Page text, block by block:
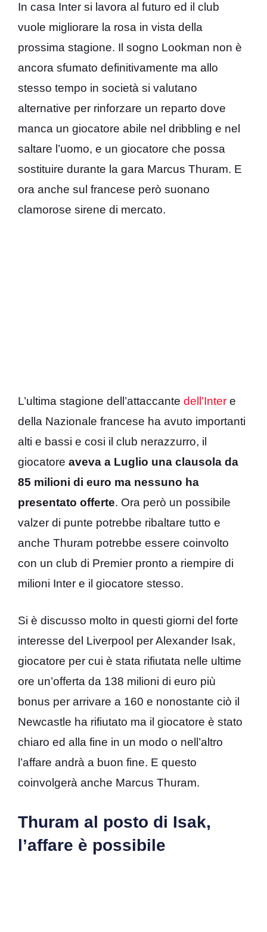
In casa Inter si lavora al futuro ed il club
vuole migliorare la rosa in vista della
prossima stagione. Il sogno Lookman non è
ancora sfumato definitivamente ma allo
stesso tempo in società si valutano
alternative per rinforzare un reparto dove
manca un giocatore abile nel dribbling e nel
saltare l’uomo, e un giocatore che possa
sostituire durante la gara Marcus Thuram. E
ora anche sul francese però suonano
clamorose sirene di mercato.
L’ultima stagione dell’attaccante dell’Inter e
della Nazionale francese ha avuto importanti
alti e bassi e cosi il club nerazzurro, il
giocatore aveva a Luglio una clausola da
85 milioni di euro ma nessuno ha
presentato offerte. Ora però un possibile
valzer di punte potrebbe ribaltare tutto e
anche Thuram potrebbe essere coinvolto
con un club di Premier pronto a riempire di
milioni Inter e il giocatore stesso.
Si è discusso molto in questi giorni del forte
interesse del Liverpool per Alexander Isak,
giocatore per cui è stata rifiutata nelle ultime
ore un’offerta da 138 milioni di euro più
bonus per arrivare a 160 e nonostante ciò il
Newcastle ha rifiutato ma il giocatore è stato
chiaro ed alla fine in un modo o nell’altro
l’affare andrà a buon fine. E questo
coinvolgerà anche Marcus Thuram.
Thuram al posto di Isak,
l’affare è possibile